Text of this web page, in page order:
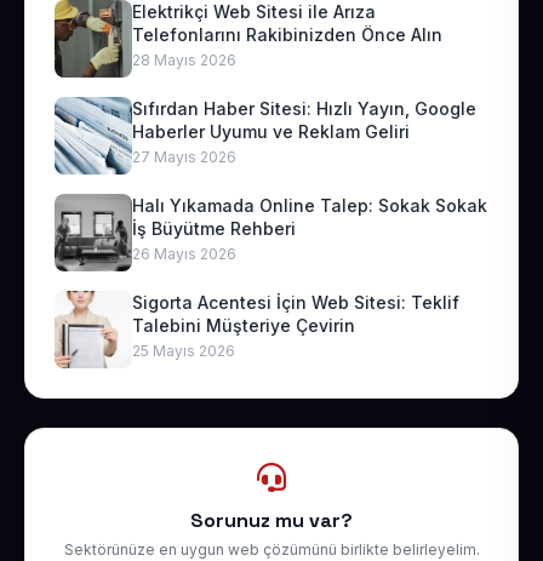
Elektrikçi Web Sitesi ile Arıza
Telefonlarını Rakibinizden Önce Alın
28 Mayıs 2026
Sıfırdan Haber Sitesi: Hızlı Yayın, Google
Haberler Uyumu ve Reklam Geliri
27 Mayıs 2026
Halı Yıkamada Online Talep: Sokak Sokak
İş Büyütme Rehberi
26 Mayıs 2026
Sigorta Acentesi İçin Web Sitesi: Teklif
Talebini Müşteriye Çevirin
25 Mayıs 2026
Sorunuz mu var?
Sektörünüze en uygun web çözümünü birlikte belirleyelim.